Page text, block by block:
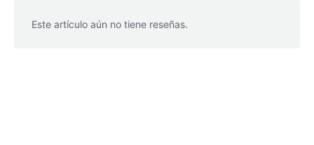
Este artículo aún no tiene reseñas.